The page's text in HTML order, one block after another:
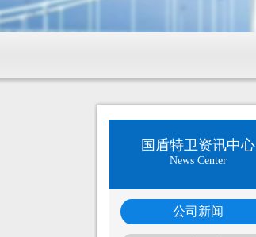
国盾特卫资讯中心
News Center
公司新闻